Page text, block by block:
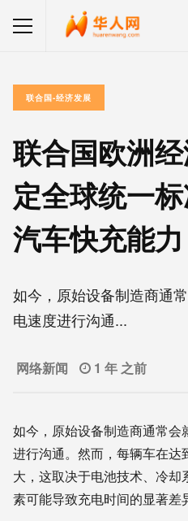
联合国-经济发展
联合国欧洲
定全球统一
汽车快充能力
如今，原始设备制造商通
电速度进行沟通...
网络新闻 1 年 之前
如今，原始设备制造商通常
进行沟通。然而，每辆车在
大，这取决于电池技术、冷
素可能导致充电时间的显著差